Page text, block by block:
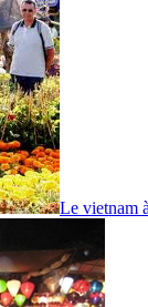
Le vietnam